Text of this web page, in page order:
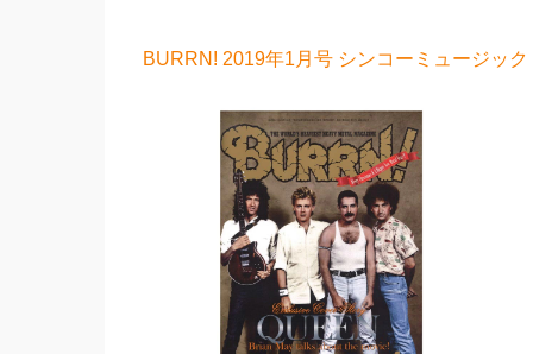
BURRN! 2019年1月号 シンコーミュージッ